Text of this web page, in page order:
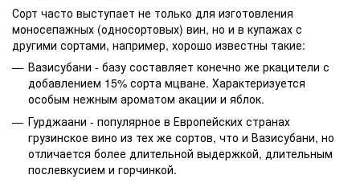
Сорт часто выступает не только для изготовления
моносепажных (односортовых) вин, но и в купажах с
другими сортами, например, хорошо известны такие:
Вазисубани - базу составляет конечно же ркацители с
добавлением 15% сорта мцване. Характеризуется
особым нежным ароматом акации и яблок.
Гурджаани - популярное в Европейских странах
грузинское вино из тех же сортов, что и Вазисубани, но
отличается более длительной выдержкой, длительным
послевкусием и горчинкой.